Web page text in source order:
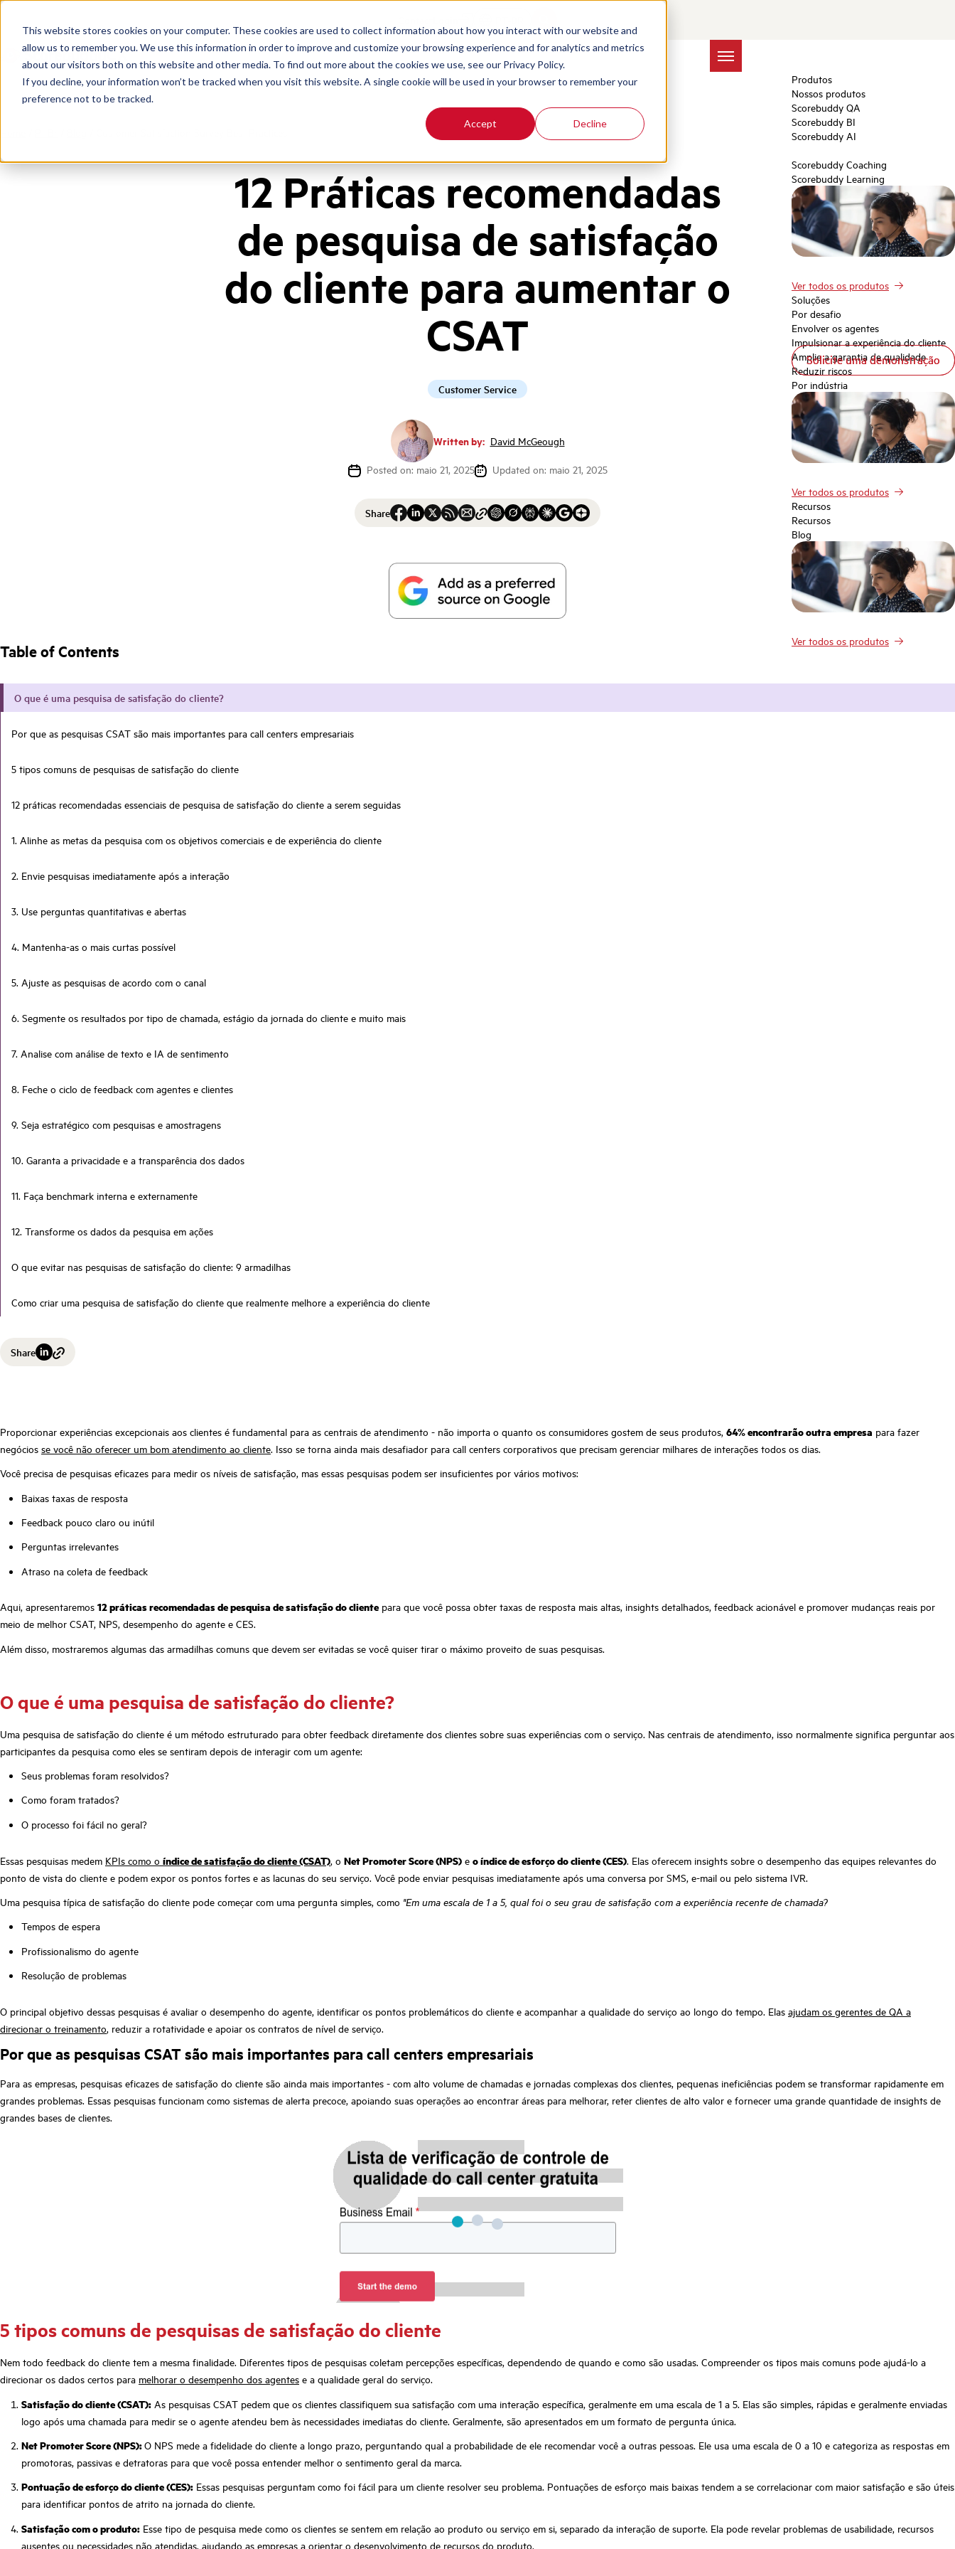
This website stores cookies on your computer. These cookies are used to collect information about how you interact with our website and
allow us to remember you. We use this information in order to improve and customize your browsing experience and for analytics and metrics
about our visitors both on this website and other media. To find out more about the cookies we use, see our Privacy Policy.
If you decline, your information won’t be tracked when you visit this website. A single cookie will be used in your browser to remember your
preference not to be tracked.
Accept Decline
Produtos
Nossos produtos
Scorebuddy QA
Scorebuddy BI
Scorebuddy AI
Scorebuddy Coaching
Scorebuddy Learning
Ver todos os produtos
Soluções
Por desafio
Envolver os agentes
Impulsionar a experiência do cliente
Amplie a garantia de qualidade
Reduzir riscos
Por indústria
Ver todos os produtos
Recursos
Recursos
Blog
Ver todos os produtos
Solicite uma demonstração
Solicite uma demonstração
12 Práticas recomendadas
de pesquisa de satisfação
do cliente para aumentar o
CSAT
Customer Service
Written by: David McGeough
Posted on: maio 21, 2025
Updated on: maio 21, 2025
Share
Table of Contents
O que é uma pesquisa de satisfação do cliente?
Por que as pesquisas CSAT são mais importantes para call centers empresariais
5 tipos comuns de pesquisas de satisfação do cliente
12 práticas recomendadas essenciais de pesquisa de satisfação do cliente a serem seguidas
1. Alinhe as metas da pesquisa com os objetivos comerciais e de experiência do cliente
2. Envie pesquisas imediatamente após a interação
3. Use perguntas quantitativas e abertas
4. Mantenha-as o mais curtas possível
5. Ajuste as pesquisas de acordo com o canal
6. Segmente os resultados por tipo de chamada, estágio da jornada do cliente e muito mais
7. Analise com análise de texto e IA de sentimento
8. Feche o ciclo de feedback com agentes e clientes
9. Seja estratégico com pesquisas e amostragens
10. Garanta a privacidade e a transparência dos dados
11. Faça benchmark interna e externamente
12. Transforme os dados da pesquisa em ações
O que evitar nas pesquisas de satisfação do cliente: 9 armadilhas
Como criar uma pesquisa de satisfação do cliente que realmente melhore a experiência do cliente
Share
Proporcionar experiências excepcionais aos clientes é fundamental para as centrais de atendimento - não importa o quanto os consumidores gostem de seus produtos, 64% encontrarão outra empresa para fazer
negócios se você não oferecer um bom atendimento ao cliente. Isso se torna ainda mais desafiador para call centers corporativos que precisam gerenciar milhares de interações todos os dias.
Você precisa de pesquisas eficazes para medir os níveis de satisfação, mas essas pesquisas podem ser insuficientes por vários motivos:
Baixas taxas de resposta
Feedback pouco claro ou inútil
Perguntas irrelevantes
Atraso na coleta de feedback
Aqui, apresentaremos 12 práticas recomendadas de pesquisa de satisfação do clientepara que você possa obter taxas de resposta mais altas, insights detalhados, feedback acionável e promover mudanças reais por
meio de melhor CSAT, NPS, desempenho do agente e CES.
Além disso, mostraremos algumas das armadilhas comuns que devem ser evitadas se você quiser tirar o máximo proveito de suas pesquisas.
O que é uma pesquisa de satisfação do cliente?
Uma pesquisa de satisfação do cliente é um método estruturado para obter feedback diretamente dos clientes sobre suas experiências com o serviço. Nas centrais de atendimento, isso normalmente significa perguntar aos
participantes da pesquisa como eles se sentiram depois de interagir com um agente:
Seus problemas foram resolvidos?
Como foram tratados?
O processo foi fácil no geral?
Essas pesquisas medem KPIs como o índice de satisfação do cliente (CSAT), o Net Promoter Score (NPS) e o índice de esforço do cliente (CES). Elas oferecem insights sobre o desempenho das equipes relevantes do
ponto de vista do cliente e podem expor os pontos fortes e as lacunas do seu serviço. Você pode enviar pesquisas imediatamente após uma conversa por SMS, e-mail ou pelo sistema IVR.
Uma pesquisa típica de satisfação do cliente pode começar com uma pergunta simples, como "Em uma escala de 1 a 5, qual foi o seu grau de satisfação com a experiência recente de chamada?
Tempos de espera
Profissionalismo do agente
Resolução de problemas
O principal objetivo dessas pesquisas é avaliar o desempenho do agente, identificar os pontos problemáticos do cliente e acompanhar a qualidade do serviço ao longo do tempo. Elas ajudam os gerentes de QA a
direcionar o treinamento, reduzir a rotatividade e apoiar os contratos de nível de serviço.
Por que as pesquisas CSAT são mais importantes para call centers empresariais
Para as empresas, pesquisas eficazes de satisfação do cliente são ainda mais importantes - com alto volume de chamadas e jornadas complexas dos clientes, pequenas ineficiências podem se transformar rapidamente em
grandes problemas. Essas pesquisas funcionam como sistemas de alerta precoce, apoiando suas operações ao encontrar áreas para melhorar, reter clientes de alto valor e fornecer uma grande quantidade de insights de
grandes bases de clientes.
5 tipos comuns de pesquisas de satisfação do cliente
Nem todo feedback do cliente tem a mesma finalidade. Diferentes tipos de pesquisas coletam percepções específicas, dependendo de quando e como são usadas. Compreender os tipos mais comuns pode ajudá-lo a
direcionar os dados certos para melhorar o desempenho dos agentes e a qualidade geral do serviço.
Satisfação do cliente (CSAT): As pesquisas CSAT pedem que os clientes classifiquem sua satisfação com uma interação específica, geralmente em uma escala de 1 a 5. Elas são simples, rápidas e geralmente enviadas
logo após uma chamada para medir se o agente atendeu bem às necessidades imediatas do cliente. Geralmente, são apresentados em um formato de pergunta única.
Net Promoter Score (NPS):O NPS mede a fidelidade do cliente a longo prazo, perguntando qual a probabilidade de ele recomendar você a outras pessoas. Ele usa uma escala de 0 a 10 e categoriza as respostas em
promotoras, passivas e detratoras para que você possa entender melhor o sentimento geral da marca.
Pontuação de esforço do cliente (CES): Essas pesquisas perguntam como foi fácil para um cliente resolver seu problema. Pontuações de esforço mais baixas tendem a se correlacionar com maior satisfação e são úteis
para identificar pontos de atrito na jornada do cliente.
Satisfação com o produto: Esse tipo de pesquisa mede como os clientes se sentem em relação ao produto ou serviço em si, separado da interação de suporte. Ela pode revelar problemas de usabilidade, recursos
ausentes ou necessidades não atendidas, ajudando as empresas a orientar o desenvolvimento de recursos do produto.